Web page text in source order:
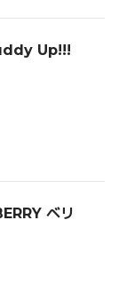
Up!!!
ベリ